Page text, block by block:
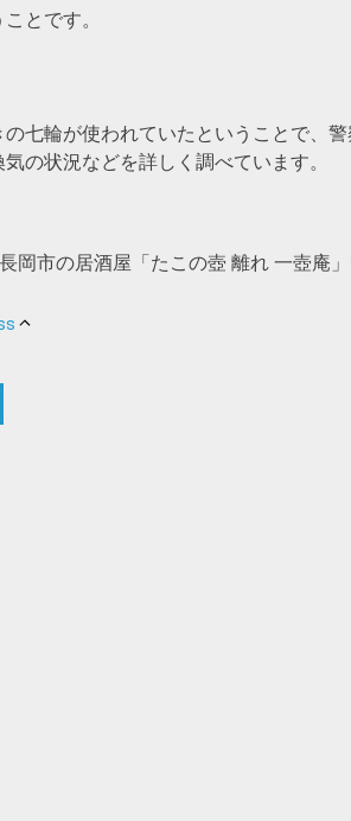
とです。
七輪が使われていたということで、
の状況などを詳しく調べています。
岡市の居酒屋「たこの壺 離れ 一壺庵